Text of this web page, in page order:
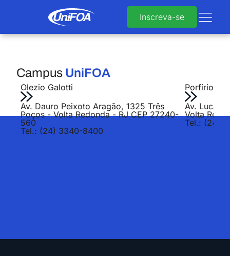
Inscreva-se
Campus UniFOA
Olezio Galotti
Av. Dauro Peixoto Aragão, 1325 Três
Poços - Volta Redonda - RJ CEP 27240-
560
Tel.: (24) 3340-8400
Porfírio
Av. Lucas
Volta
Tel.: (24)